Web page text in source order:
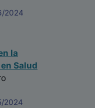
2024
la
Salud
2024